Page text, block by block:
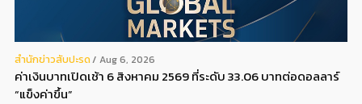
สํานักข่าวสับปะรด Aug 6, 2026
ค่าเงินบาทเปิดเช้า 6 สิงหาคม 2569 ที่ระดับ 33.06 บาทต่อดอลลาร์
“แข็งค่าขึ้น”